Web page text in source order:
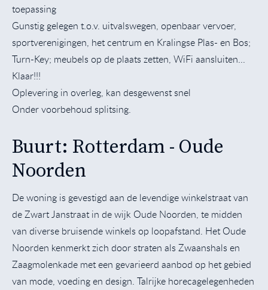
toepassing
Gunstig gelegen t.o.v. uitvalswegen, openbaar vervoer,
sportverenigingen, het centrum en Kralingse Plas- en Bos;
Turn-Key; meubels op de plaats zetten, WiFi aansluiten...
Klaar!!!
Oplevering in overleg, kan desgewenst snel
Onder voorbehoud splitsing.
Buurt: Rotterdam - Oude
Noorden
De woning is gevestigd aan de levendige winkelstraat van
de Zwart Janstraat in de wijk Oude Noorden, te midden
van diverse bruisende winkels op loopafstand. Het Oude
Noorden kenmerkt zich door straten als Zwaanshals en
Zaagmolenkade met een gevarieerd aanbod op het gebied
van mode, voeding en design. Talrijke horecagelegenheden